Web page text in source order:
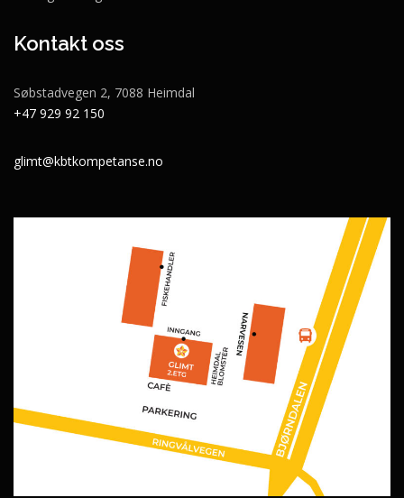
Kontakt oss
Søbstadvegen 2, 7088 Heimdal
+47 929 92 150
glimt@kbtkompetanse.no